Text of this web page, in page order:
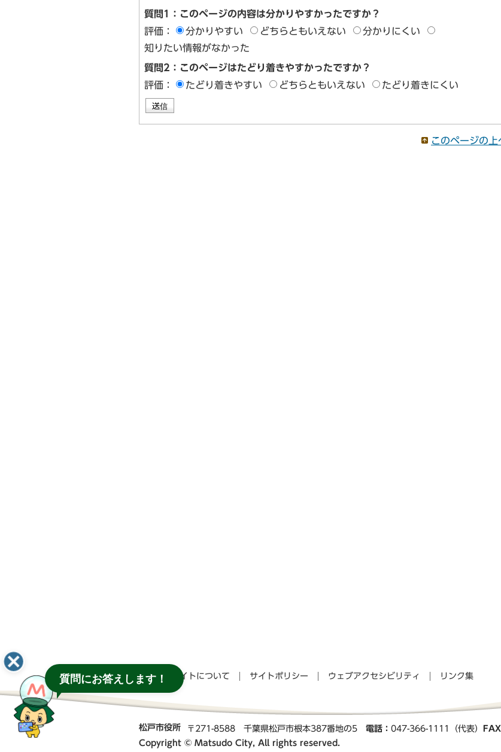
質問1：このページの内容は分かりやすかったですか？
評価：
分かりやすい どちらともいえない
分かりにくい
知りたい情報がなかった
質問2：このページはたどり着きやすかったですか？
評価：
たどり着きやすい どちらともいえない たどり着きにくい
このページの上
このサイトについて サイトポリシー ウェブアクセシビリティ リンク集
松戸市役所 〒271-8588 千葉県松戸市根本387番地の5 電話： 047-366-1111（代表） FAX
Copyright © Matsudo City, All rights reserved.
質問にお答えします！